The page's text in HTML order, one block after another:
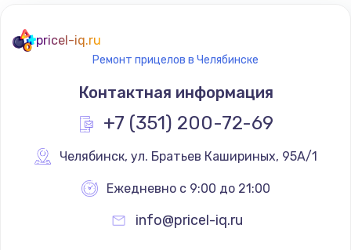
Замена термостата
1200 руб.
Заказать
Замена реле
pricel-iq.ru
Ремонт прицелов в Челябинске
Контактная информация
+7 (351) 200-72-69
Челябинск, ул. Братьев Кашириных, 95А/1
Ежедневно с 9:00 до 21:00
info@pricel-iq.ru